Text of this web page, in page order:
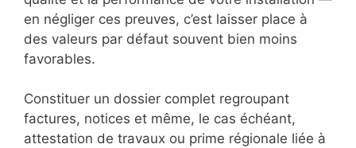
en négliger ces preuves, c’est laisser place à
des valeurs par défaut souvent bien moins
favorables.
Constituer un dossier complet regroupant
factures, notices et même, le cas échéant,
attestation de travaux ou prime régionale liée à